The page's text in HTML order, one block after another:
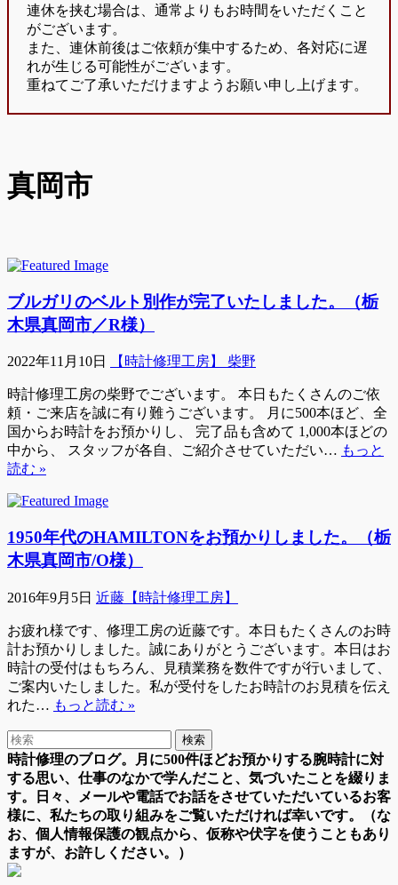
連休を挟む場合は、通常よりもお時間をいただくこと
がございます。
また、連休前後はご依頼が集中するため、各対応に遅
れが生じる可能性がございます。
重ねてご了承いただけますようお願い申し上げます。
真岡市
ブルガリのベルト別作が完了いたしました。（栃
木県真岡市／R様）
2022年11月10日 【時計修理工房】 柴野
時計修理工房の柴野でございます。 本日もたくさんのご依
頼・ご来店を誠に有り難うございます。 月に500本ほど、全
国からお時計をお預かりし、 完了品も含めて 1,000本ほどの
中から、 スタッフが各自、ご紹介させていただい… もっと
読む »
1950年代のHAMILTONをお預かりしました。（栃
木県真岡市/O様）
2016年9月5日 近藤【時計修理工房】
お疲れ様です、修理工房の近藤です。本日もたくさんのお時
計お預かりしました。誠にありがとうございます。本日はお
時計の受付はもちろん、見積業務を数件ですが行いまして、
ご案内いたしました。私が受付をしたお時計のお見積を伝え
れた… もっと読む »
時計修理のブログ。月に500件ほどお預かりする腕時計に対
する思い、仕事のなかで学んだこと、気づいたことを綴りま
す。日々、メールや電話でお話をさせていただいているお客
様に、私たちの取り組みをご覧いただければ幸いです。（な
お、個人情報保護の観点から、仮称や伏字を使うこともあり
ますが、お許しください。）